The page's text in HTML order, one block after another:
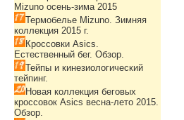
Mizuno осень-зима 2015
Термобелье Mizuno. Зимняя
коллекция 2015 г.
Кроссовки Asics.
Естественный бег. Обзор.
Тейпы и кинезиологический
тейпинг.
Новая коллекция беговых
кроссовок Asics весна-лето 2015.
Обзор.